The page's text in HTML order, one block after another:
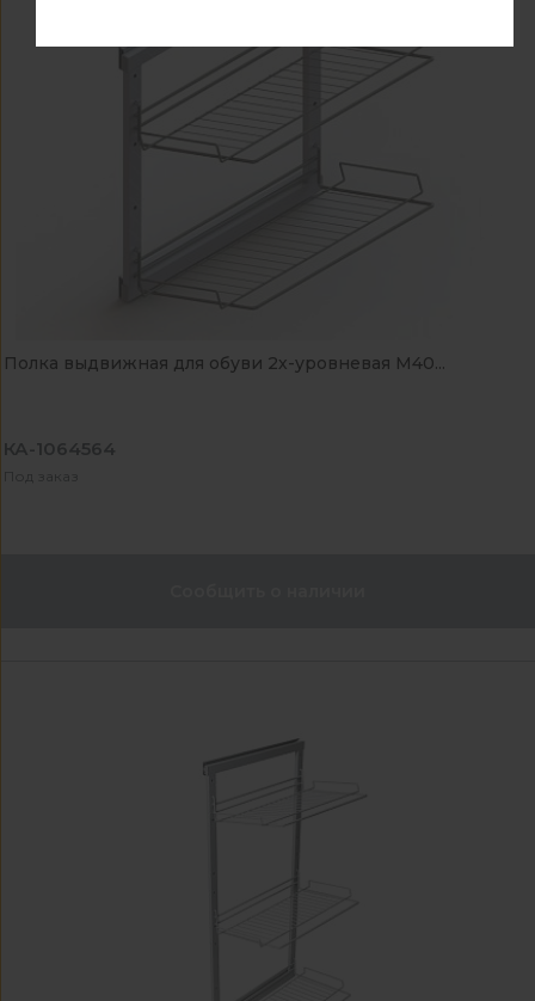
Полка выдвижная для обуви 2х-уровневая М40...
КА-1064564
Под заказ